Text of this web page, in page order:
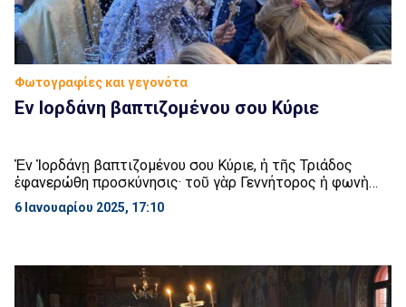
Φωτογραφίες και γεγονότα
Eν Ιορδάνη βαπτιζομένου σου Κύριε
Ἐν Ἰορδάνῃ βαπτιζομένου σου Κύριε, ἡ τῆς Τριάδος
ἐφανερώθη προσκύνησις· τοῦ γὰρ Γεννήτορος ἡ φωνὴ
προσεμαρτύρει σοι, ἀγαπητόν σε Υἱὸν ὀνομάζουσα, καὶ τὸ
Πνεῦμα ἐν εἴδει περιστερᾶς, ἐβεβαίου τοῦ λόγου τὸ
6 Ιανουαρίου 2025, 17:10